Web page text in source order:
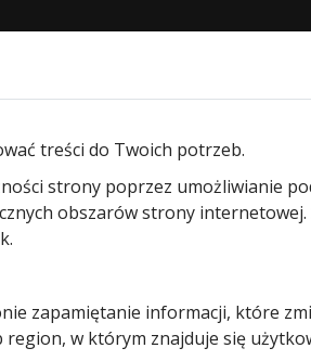
/ Pakiet trzech sprężyn N80 nr 005
Pakiet
sprężyn
treści do Twoich potrzeb.
strony poprzez umożliwianie
obszarów strony
zapamiętanie informacji, które
w którym znajduje się